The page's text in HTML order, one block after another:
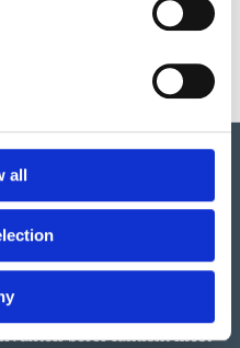
all
berätta om detta både
Norge. Ett familjeföretag
sålt lekplatsutrustning,
beror faktiskt mest